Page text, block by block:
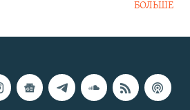
БОЛЬШЕ